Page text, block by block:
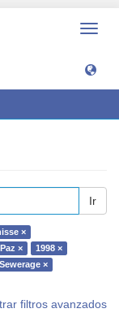
Ir
×
Paz ×
1998 ×
×
filtros avanzados